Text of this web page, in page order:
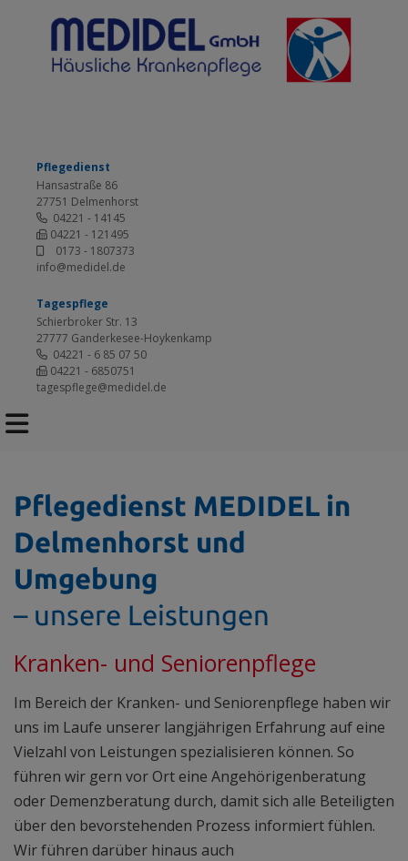
Pflegedienst
Hansastraße 86
27751 Delmenhorst
04221 - 14145
04221 - 121495
0173 - 1807373
info@medidel.de
Tagespflege
Schierbroker Str. 13
27777 Ganderkesee-Hoykenkamp
04221 - 6 85 07 50
04221 - 6850751
tagespflege@medidel.de
Pflegedienst MEDIDEL in
Delmenhorst und
Umgebung
– unsere Leistungen
Kranken- und Seniorenpflege
Im Bereich der Kranken- und Seniorenpflege haben wir
uns im Laufe unserer langjährigen Erfahrung auf eine
Vielzahl von Leistungen spezialisieren können. So
führen wir gern vor Ort eine Angehörigenberatung
oder Demenzberatung durch, damit sich alle Beteiligten
über den bevorstehenden Prozess informiert fühlen.
Wir führen darüber hinaus auch